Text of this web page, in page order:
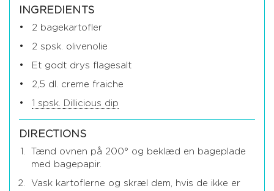
INGREDIENTS
2 bagekartofler
2 spsk. olivenolie
Et godt drys flagesalt
2,5 dl. creme fraiche
1 spsk. Dillicious dip
DIRECTIONS
Tænd ovnen på 200° og beklæd en bageplade
med bagepapir.
Vask kartoflerne og skræl dem, hvis de ikke er